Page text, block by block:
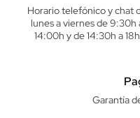
Horario telefónico y chat
lunes a viernes de 9:30h
14:00h y de 14:30h a 18h
Garantía